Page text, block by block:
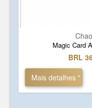
Magic Card
BRL
Mais detalhes "